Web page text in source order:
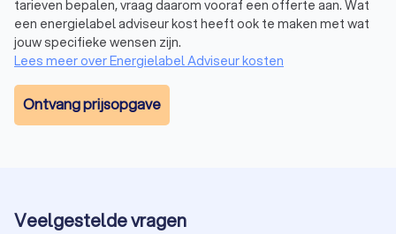
tarieven bepalen, vraag daarom vooraf een offerte aan. Wat
een energielabel adviseur kost heeft ook te maken met wat
jouw specifieke wensen zijn.
Lees meer over Energielabel Adviseur kosten
Ontvang prijsopgave
Veelgestelde vragen